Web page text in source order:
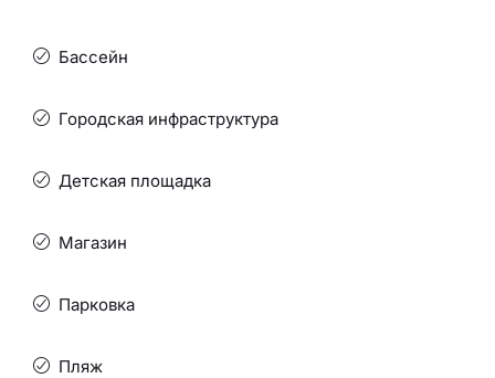
Бассейн
Городская инфраструктура
Детская площадка
Магазин
Парковка
Пляж